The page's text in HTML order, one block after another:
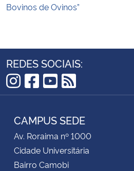
Bovinos de Ovinos”
REDES SOCIAIS:
Instagram
Facebook
YouTube
RSS
CAMPUS SEDE
Av. Roraima nº 1000
Cidade Universitária
Bairro Camobi